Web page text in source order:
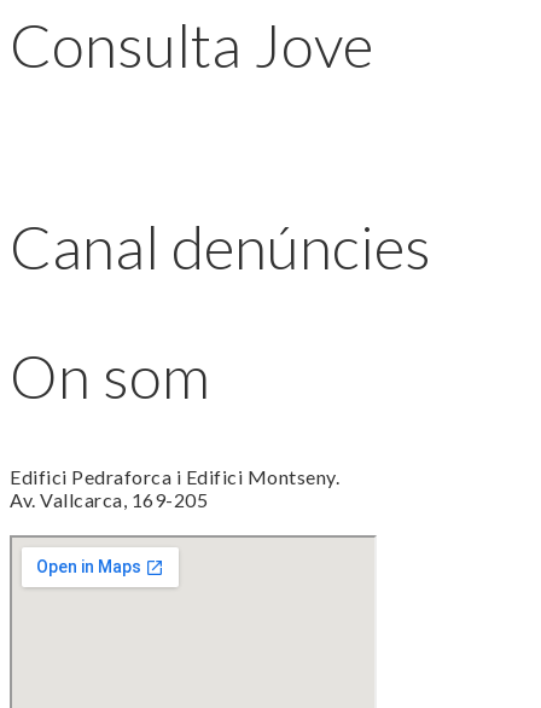
Consulta Jove
Canal denúncies
On som
Edifici Pedraforca i Edifici Montseny.
Av. Vallcarca, 169-205